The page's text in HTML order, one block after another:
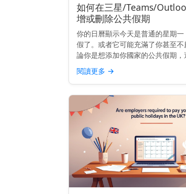
如何在三星/Teams/
增或刪除公共假期
你的日曆顯示今天是普通的星期
假了。或者它可能充滿了你甚至
論你是想添加你國家的公共假期，
的假期，大多數主要的日曆都允許
——只要你知道該去哪裡找。 快速
或移除公共假期，請...
閱讀更多 →